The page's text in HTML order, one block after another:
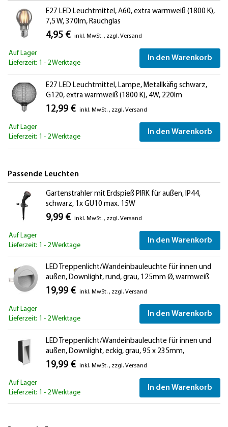
E27 LED Leuchtmittel, A60, extra warmweiß (1800 K),
7,5 W, 370lm, Rauchglas
4,95 € inkl. MwSt. , zzgl. Versand
Auf Lager
Lieferzeit: 1 - 2 Werktage
In den Warenkorb
E27 LED Leuchtmittel, Lampe, Metallkäfig schwarz,
G120, extra warmweiß (1800 K), 4W, 220lm
12,99 € inkl. MwSt. , zzgl. Versand
Auf Lager
Lieferzeit: 1 - 2 Werktage
In den Warenkorb
Passende Leuchten
Gartenstrahler mit Erdspieß PIRK für außen, IP44,
schwarz, 1x GU10 max. 15W
9,99 € inkl. MwSt. , zzgl. Versand
Auf Lager
Lieferzeit: 1 - 2 Werktage
In den Warenkorb
LED Treppenlicht/Wandeinbauleuchte für innen und
außen, Downlight, rund, grau, 125mm Ø, warmweiß
19,99 € inkl. MwSt. , zzgl. Versand
Auf Lager
Lieferzeit: 1 - 2 Werktage
In den Warenkorb
LED Treppenlicht/Wandeinbauleuchte für innen und
außen, Downlight, eckig, grau, 95 x 235mm,
warmweiß
19,99 € inkl. MwSt. , zzgl. Versand
Auf Lager
Lieferzeit: 1 - 2 Werktage
In den Warenkorb